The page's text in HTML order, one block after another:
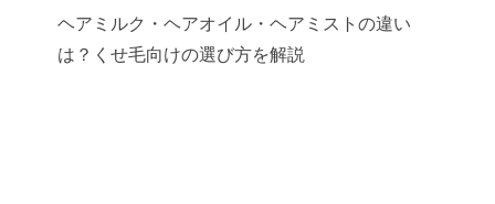
ヘアミルク・ヘアオイル・ヘアミストの違い
は？くせ毛向けの選び方を解説